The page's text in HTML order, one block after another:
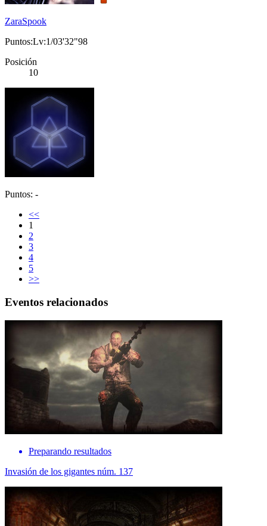
ZaraSpook
Puntos:Lv:1/03'32"98
Posición
10
Puntos: -
<<
1
2
3
4
5
>>
Eventos relacionados
Preparando resultados
Invasión de los gigantes núm. 137